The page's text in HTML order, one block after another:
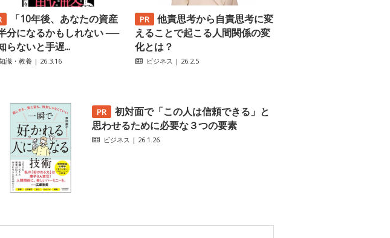
「10年後、あなたの資産
分になるかもしれない ──
らないと手遅...
識・教養 | 26.3.16
他責思考から自責思考に変
えることで起こる人間関係の変
化とは？
ビジネス | 26.2.5
初対面で「この人は信頼できる」と
思わせるために必要な３つの要素
ビジネス | 26.1.26